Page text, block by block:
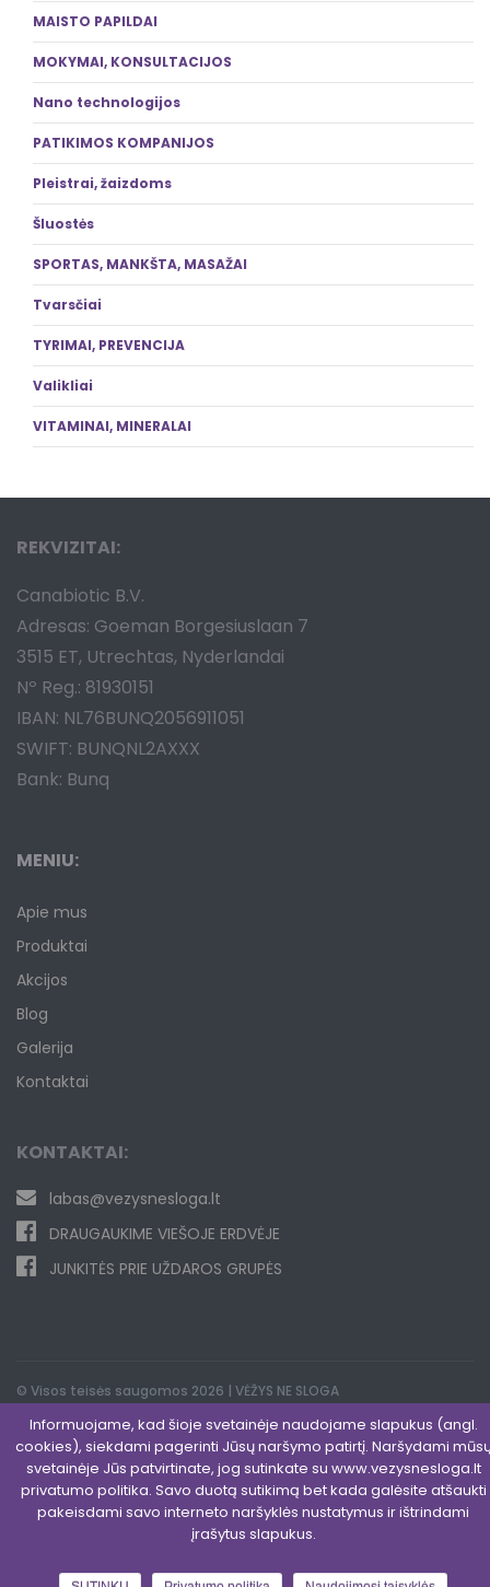
MAISTO PAPILDAI
MOKYMAI, KONSULTACIJOS
Nano technologijos
PATIKIMOS KOMPANIJOS
Pleistrai, žaizdoms
Šluostės
SPORTAS, MANKŠTA, MASAŽAI
Tvarsčiai
TYRIMAI, PREVENCIJA
Valikliai
VITAMINAI, MINERALAI
REKVIZITAI:
Canabiotic B.V.
Adresas: Goeman Borgesiuslaan 7
3515 ET, Utrechtas, Nyderlandai
Nº Reg.: 81930151
IBAN: NL76BUNQ2056911051
SWIFT: BUNQNL2AXXX
Bank: Bunq
MENIU:
Apie mus
Produktai
Akcijos
Blog
Galerija
Kontaktai
KONTAKTAI:
labas@vezysnesloga.lt
DRAUGAUKIME VIEŠOJE ERDVĖJE
JUNKITĖS PRIE UŽDAROS GRUPĖS
© Visos teisės saugomos 2026 | VĖŽYS NE SLOGA
Privatumo politika|Slapukų politika|Naudojimosi taisyklės
Informuojame, kad šioje svetainėje naudojame slapukus (angl.
cookies), siekdami pagerinti Jūsų naršymo patirtį. Naršydami
svetainėje Jūs patvirtinate, jog sutinkate su www.vezysnesloga.lt
privatumo politika. Savo duotą sutikimą bet kada galėsite atšaukti
pakeisdami savo interneto naršyklės nustatymus ir ištrindami
įrašytus slapukus.